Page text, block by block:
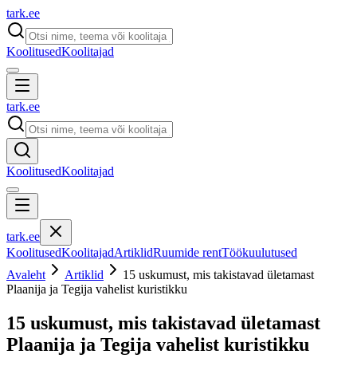
tark.ee
KoolitusedKoolitajad
tark.ee
KoolitusedKoolitajad
tark.ee
KoolitusedKoolitajadArtiklidRuumide rentTöökuulutused
Avaleht
Artiklid
15 uskumust, mis takistavad ületamast
Plaanija ja Tegija vahelist kuristikku
15 uskumust, mis takistavad ületamast
Plaanija ja Tegija vahelist kuristikku